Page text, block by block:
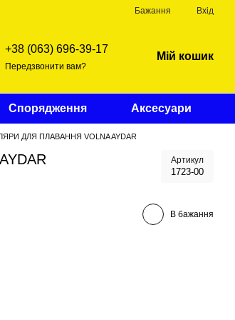
Бажання Вхід
+38 (063) 696-39-17
Передзвонити вам?
Мій кошик
Спорядження Аксесуари
ДЛЯ ПЛАВАННЯ VOLNA AYDAR
Артикул
1723-00
В бажання